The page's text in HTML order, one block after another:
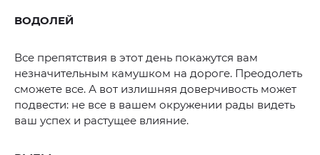
ВОДОЛЕЙ
Все препятствия в этот день покажутся вам
незначительным камушком на дороге. Преодолеть
сможете все. А вот излишняя доверчивость может
подвести: не все в вашем окружении рады видеть
ваш успех и растущее влияние.